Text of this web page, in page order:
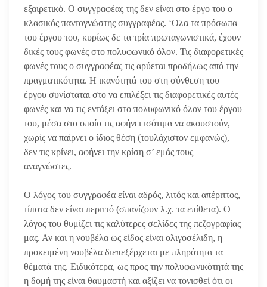
εξαιρετικό. Ο συγγραφέας της δεν είναι στο έργο του ο
κλασικός παντογνώστης συγγραφέας. ‘Ολα τα πρόσωπα
του έργου του, κυρίως δε τα τρία πρωταγωνιστικά, έχουν
δικές τους φωνές στο πολυφωνικό όλον. Τις διαφορετικές
φωνές τους ο συγγραφέας τις αρύεται προδήλως από την
πραγματικότητα. Η ικανότητά του στη σύνθεση του
έργου συνίσταται στο να επιλέξει τις διαφορετικές αυτές
φωνές και να τις εντάξει στο πολυφωνικό όλον του έργου
του, μέσα στο οποίο τις αφήνει ισότιμα να ακουστούν,
χωρίς να παίρνει ο ίδιος θέση (τουλάχιστον εμφανώς),
δεν τις κρίνει, αφήνει την κρίση σ’ εμάς τους
αναγνώστες.
Ο λόγος του συγγραφέα είναι αδρός, λιτός και απέριττος,
τίποτα δεν είναι περιττό (σπανίζουν λ.χ. τα επίθετα). Ο
λόγος του θυμίζει τις καλύτερες σελίδες της πεζογραφίας
μας. Αν και η νουβέλα ως είδος είναι ολιγοσέλιδη, η
προκειμένη νουβέλα διεπεξέρχεται με πληρότητα τα
θέματά της. Ειδικότερα, ως προς την πολυφωνικότητά της
η δομή της είναι θαυμαστή και αξίζει να τονισθεί ότι οι